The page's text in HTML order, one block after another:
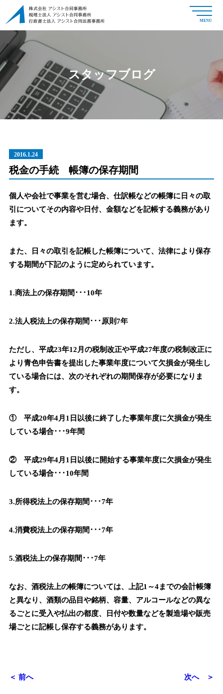
MENU
スタッフブログ
2016.1.24
税金の手続 帳簿の保存期間
個人や会社で事業を営む場合、仕訳帳などの帳簿に日々の取
引についてその内容や日付、金額などを記帳する義務があり
ます。
また、日々の取引を記帳した帳簿について、法律により保存
する期間が下記のように定められています。
1.商法上の保存期間･･･10年
2.法人税法上の保存期間･･･原則7年
ただし、平成23年12月の税制改正や平成27年度の税制改正に
より青色申告書を提出した事業年度について欠損金が発生し
ている場合には、次のそれぞれの期間保存が必要になりま
す。
① 平成20年4月1日以後に終了した事業年度に欠損金が発生
している場合･･･9年間
② 平成29年4月1日以後に開始する事業年度に欠損金が発生
している場合･･･10年間
3.所得税法上の保存期間･･･7年
4.消費税法上の保存期間･･･7年
5.酒税法上の保存期間･･･7年
なお、酒税法上の帳簿については、上記1～4までの会計帳簿
と異なり、酒類の品目や銘柄、容量、アルコールなどの異な
るごとに受入や払出の都度、日付や数量などを製造場や販売
場ごとに記帳し保存する義務があります。
＜ 前へ 次へ ＞